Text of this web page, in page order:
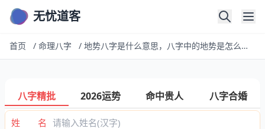
无忧道客
首页 / 命理八字 / 地势八字是什么意思，八字中的地势是怎么得出来的
八字精批 2026运势 命中贵人 八字合婚
姓 名